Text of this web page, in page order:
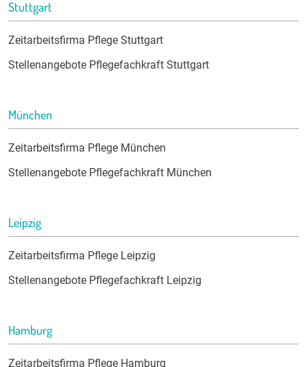
Stuttgart
Zeitarbeitsfirma Pflege Stuttgart
Stellenangebote Pflegefachkraft Stuttgart
München
Zeitarbeitsfirma Pflege München
Stellenangebote Pflegefachkraft München
Leipzig
Zeitarbeitsfirma Pflege Leipzig
Stellenangebote Pflegefachkraft Leipzig
Hamburg
Zeitarbeitsfirma Pflege Hamburg